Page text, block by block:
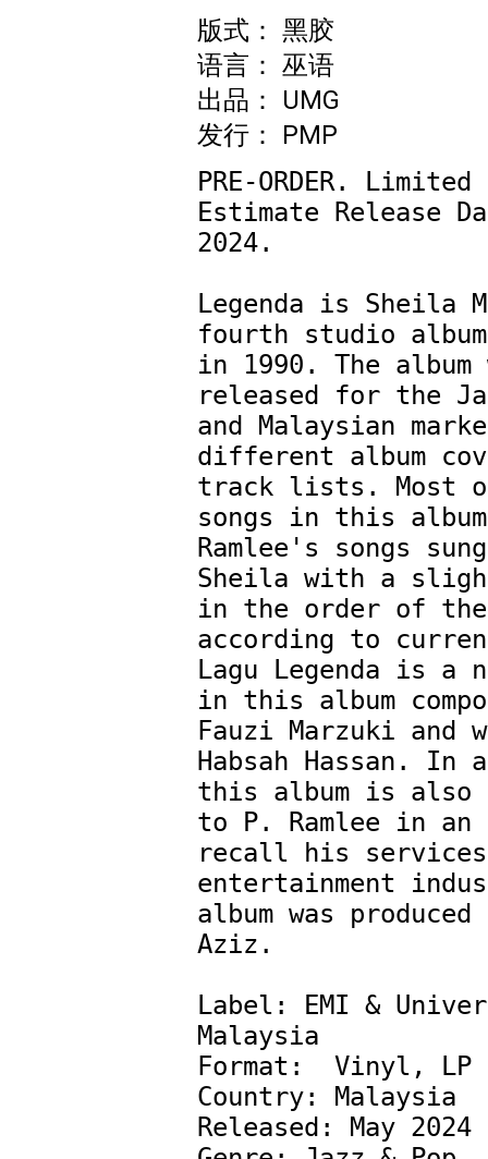
版式： 黑胶
语言： 巫语
出品： UMG
发行： PMP
PRE-ORDER.
Estimate Release
2024.
Legenda is Sheila
fourth studio
in 1990. The album
released for the
and Malaysian
different album
track lists. Most
songs in this
Ramlee's songs
Sheila with a
in the order of the
according to
Lagu Legenda is a
in this album
Fauzi Marzuki and
Habsah Hassan. In
this album is also
to P. Ramlee in
recall his
entertainment
album was
Aziz.
Label: EMI &
Malaysia
Format:  Vinyl, LP
Country: Malaysia
Released: May 2024